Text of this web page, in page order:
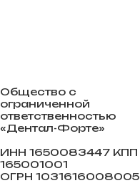
Общество с
ограниченной
ответственностью
«Дентал-Форте»
ИНН 1650083447 КПП
165001001
ОГРН 1031616008005